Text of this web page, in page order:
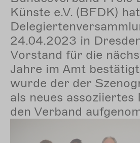
Künste e.V. (BFDK)
24.04.2023 in
Vorstand für die
Jahre im Amt
wurde der der
als neues assoziiertes
den Verband